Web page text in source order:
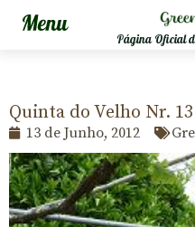
Página Oficial
Quinta do Velho Nr. 13
13 de Junho, 2012